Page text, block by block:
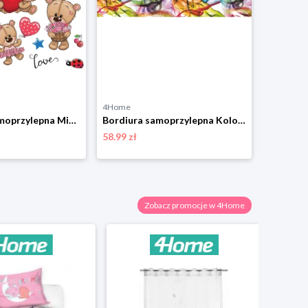
Dekoracja samoprzylepna Misie, 30 x 30 cm 4-Home
4Home
Bordiura samoprzylepna Kolorowy dym, 500 x 14 cm 4-Home
58.99 zł
Zobacz promocje w 4Home